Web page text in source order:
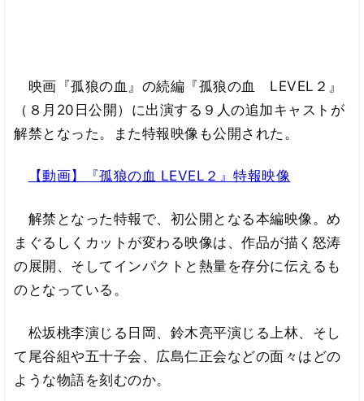
映画『孤狼の血』の続編『孤狼の血 LEVEL２』
（８月20日公開）に出演する９人の追加キャストが
解禁となった。また特報映像も公開された。
【動画】『孤狼の血 LEVEL２』特報映像
解禁となった特報で、初公開となる本編映像。め
まぐるしくカットが変わる映像は、作品が描く怒涛
の展開、そしてインパクトと熱量を存分に伝えるも
のとなっている。
松坂桃李演じる日岡、鈴木亮平演じる上林、そし
て尾谷組や五十子会、広島仁正会などの面々はどの
ような物語を刻むのか。